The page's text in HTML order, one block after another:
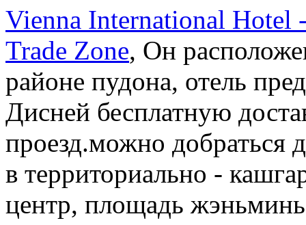
Vienna International Hotel
Trade Zone, Он
районе пудона, отель
Дисней бесплатную
проезд.можно добраться
в территориально -
центр, площадь